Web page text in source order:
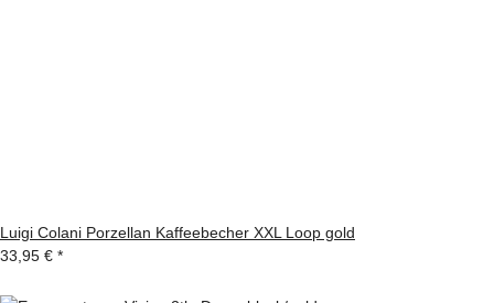
Luigi Colani Porzellan Kaffeebecher XXL Loop gold
33,95 € *